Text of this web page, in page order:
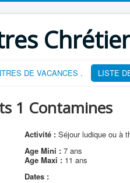
DE VACANCES . LISTE
1 Contamines
Activité : Séjour ludique ou à
Age Mini : 7 ans
Age Maxi : 11 ans
Dates :